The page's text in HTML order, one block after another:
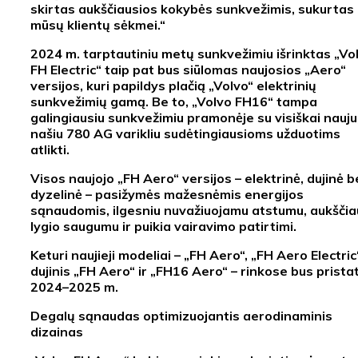
skirtas aukščiausios kokybės sunkvežimis, sukurtas
mūsų klientų sėkmei.“
2024 m. tarptautiniu metų sunkvežimiu išrinktas
FH Electric“ taip pat bus siūlomas naujosios „Aero“
versijos, kuri papildys plačią „Volvo“ elektrinių
sunkvežimių gamą. Be to, „Volvo FH16“ tampa
galingiausiu sunkvežimiu pramonėje su visiškai
našiu 780 AG varikliu sudėtingiausioms užduotims
atlikti.
Visos naujojo „FH Aero“ versijos – elektrinė, dujinė
dyzelinė – pasižymės mažesnėmis energijos
sąnaudomis, ilgesniu nuvažiuojamu atstumu,
lygio saugumu ir puikia vairavimo patirtimi.
Keturi naujieji modeliai – „FH Aero“, „FH Aero
dujinis „FH Aero“ ir „FH16 Aero“ – rinkose bus
2024–2025 m.
Degalų sąnaudas optimizuojantis aerodinaminis
dizainas